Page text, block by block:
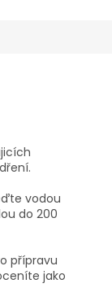
vodou
do 200
přípravu
jako